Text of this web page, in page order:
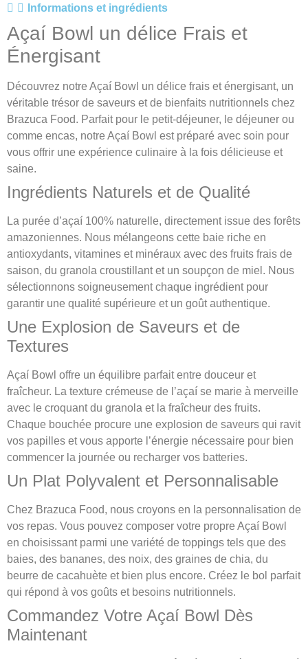
Informations et ingrédients
Açaí Bowl un délice Frais et
Énergisant
Découvrez notre Açaí Bowl un délice frais et énergisant, un
véritable trésor de saveurs et de bienfaits nutritionnels chez
Brazuca Food. Parfait pour le petit-déjeuner, le déjeuner ou
comme encas, notre Açaí Bowl est préparé avec soin pour
vous offrir une expérience culinaire à la fois délicieuse et
saine.
Ingrédients Naturels et de Qualité
La purée d’açaí 100% naturelle, directement issue des forêts
amazoniennes. Nous mélangeons cette baie riche en
antioxydants, vitamines et minéraux avec des fruits frais de
saison, du granola croustillant et un soupçon de miel. Nous
sélectionnons soigneusement chaque ingrédient pour
garantir une qualité supérieure et un goût authentique.
Une Explosion de Saveurs et de
Textures
Açaí Bowl offre un équilibre parfait entre douceur et
fraîcheur. La texture crémeuse de l’açaí se marie à merveille
avec le croquant du granola et la fraîcheur des fruits.
Chaque bouchée procure une explosion de saveurs qui ravit
vos papilles et vous apporte l’énergie nécessaire pour bien
commencer la journée ou recharger vos batteries.
Un Plat Polyvalent et Personnalisable
Chez Brazuca Food, nous croyons en la personnalisation de
vos repas. Vous pouvez composer votre propre Açaí Bowl
en choisissant parmi une variété de toppings tels que des
baies, des bananes, des noix, des graines de chia, du
beurre de cacahuète et bien plus encore. Créez le bol parfait
qui répond à vos goûts et besoins nutritionnels.
Commandez Votre Açaí Bowl Dès
Maintenant